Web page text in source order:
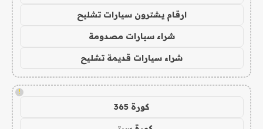
ارقام يشترون سيارات تشليح
شراء سيارات مصدومة
شراء سيارات قديمة تشليح
!
كورة 365